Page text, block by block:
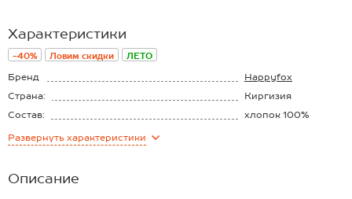
Характеристики
-40% Ловим скидки ЛЕТО
Бренд
Happyfox
Страна:
Киргизия
Состав:
хлопок 100%
Материал:
Развернуть характеристики
Описание